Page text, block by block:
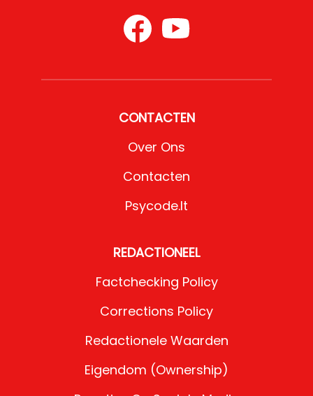
CONTACTEN
Over Ons
Contacten
Psycode.it
REDACTIONEEL
Factchecking Policy
Corrections Policy
Redactionele Waarden
Eigendom (Ownership)